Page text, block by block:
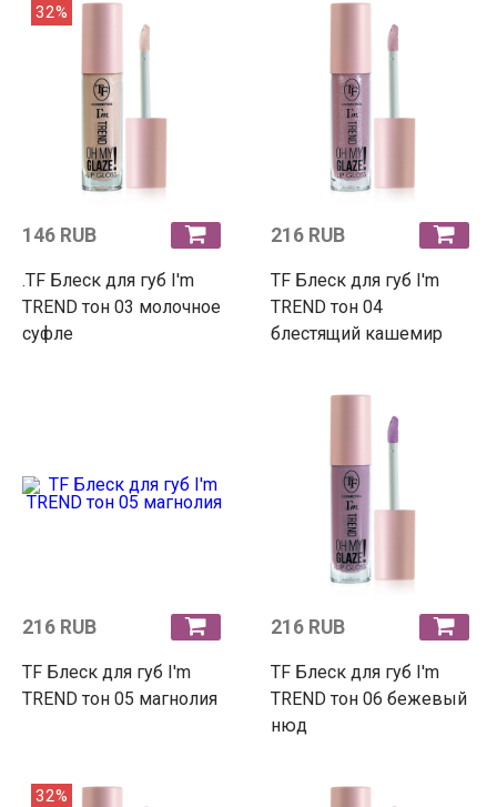
32%
146 RUB
.TF Блеск для губ I'm
TREND тон 03 молочное
суфле
216 RUB
TF Блеск для губ I'm
TREND тон 04
блестящий кашемир
216 RUB
TF Блеск для губ I'm
TREND тон 05 магнолия
216 RUB
TF Блеск для губ I'm
TREND тон 06 бежевый
нюд
32%